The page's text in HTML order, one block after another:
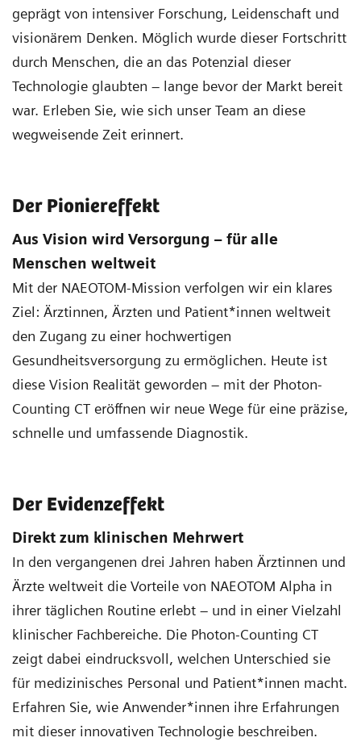
geprägt von intensiver Forschung, Leidenschaft und
visionärem Denken. Möglich wurde dieser Fortschritt
durch Menschen, die an das Potenzial dieser
Technologie glaubten – lange bevor der Markt bereit
war. Erleben Sie, wie sich unser Team an diese
wegweisende Zeit erinnert.
Der Pioniereffekt
Aus Vision wird Versorgung – für alle
Menschen weltweit
Mit der NAEOTOM-Mission verfolgen wir ein klares
Ziel: Ärztinnen, Ärzten und Patient*innen weltweit
den Zugang zu einer hochwertigen
Gesundheitsversorgung zu ermöglichen. Heute ist
diese Vision Realität geworden – mit der Photon-
Counting CT eröffnen wir neue Wege für eine präzise,
schnelle und umfassende Diagnostik.
Der Evidenzeffekt
Direkt zum klinischen Mehrwert
In den vergangenen drei Jahren haben Ärztinnen und
Ärzte weltweit die Vorteile von NAEOTOM Alpha in
ihrer täglichen Routine erlebt – und in einer Vielzahl
klinischer Fachbereiche. Die Photon-Counting CT
zeigt dabei eindrucksvoll, welchen Unterschied sie
für medizinisches Personal und Patient*innen macht.
Erfahren Sie, wie Anwender*innen ihre Erfahrungen
mit dieser innovativen Technologie beschreiben.